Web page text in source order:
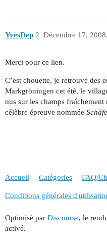
YvesDep Décembre 17,
2
Merci pour ce lien.
C’est chouette, je retrouve des
Markgröningen cet été, le
nus sur les champs
célèbre épreuve nommée
Accueil Catégories FAQ/
Conditions générales
Optimisé par Discourse, le
activé.